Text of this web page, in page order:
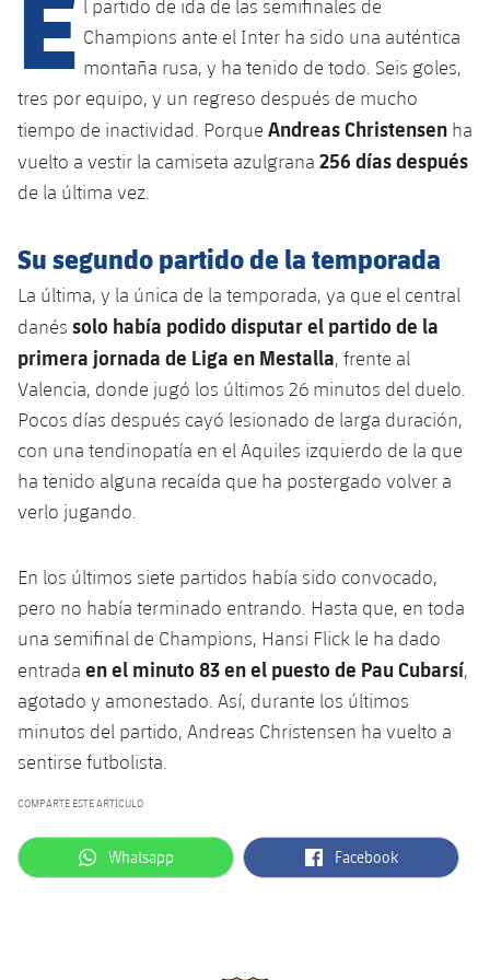
plusicon
más
Instalaciones
Spotify Camp Nou
Palau Blaugrana
Estadi Johan Cruyff
Barça Cafe
Ciutat Esportiva
La Masia
plusicon
más
Servicios
Servicios Médicos
plusicon
más
Acreditaciones
Instalaciones
SUB13
SUB12
SUB11 A
SUB11 B
SUB10 A
SUB10 B
SUB9 A
SUB9 B
SUB8 A
SUB13 B
SUB12 C
SUB11 C
Entradas
Gameday Shows
Resultados
Jugadores
Fotos
Historia
Palmarés
Base
Barça Atlètic
Junior
Cadete A
Infantil A
Infantil B
Mini
Campus Verano
PLUSICON
Primer Equipo
plusicon
más
Actualidad
Entradas
Resultados
Clasificaciones
Jugadores
Fotos
Historia
Palmarés
Barça Atlètic
plusicon
más
Calendario
Resultados
Clasificaciones
Jugadores
Fotos
plusicon
más
Actualidad
Juvenil
Cadete A
Cadete B
Infantil A
Infantil B
PLUSICON
MÁS
Primer equipo
plusicon
más
Actualidad
Calendario
Resultados
Clasificaciones
Jugadors
Fotos
Palmarés
Historia
Barça Atlètic
plusicon
Actualidad
Jugadores
Clasificaciones
Base
plusicon
Juvenil
Infantil
Alevín
PLUSICON
MÁS
Primer equipo
plusicon
más
Actualidad
Calendario
Resultados
Barça Atlètic
plusicon
más
Calendario
Actualidad
Campus Verano
l partido de ida de las semifinales de
Champions ante el Inter ha sido una auténtica
montaña rusa, y ha tenido de todo. Seis goles,
tres por equipo, y un regreso después de mucho
tiempo de inactividad. Porque Andreas Christensen ha
vuelto a vestir la camiseta azulgrana 256 días después
de la última vez.
Su segundo partido de la temporada
La última, y ​​la única de la temporada, ya que el central
danés solo había podido disputar el partido de la
primera jornada de Liga en Mestalla, frente al
Valencia, donde jugó los últimos 26 minutos del duelo.
Pocos días después cayó lesionado de larga duración,
con una tendinopatía en el Aquiles izquierdo de la que
ha tenido alguna recaída que ha postergado volver a
verlo jugando.
En los últimos siete partidos había sido convocado,
pero no había terminado entrando. Hasta que, en toda
una semifinal de Champions, Hansi Flick le ha dado
entrada en el minuto 83 en el puesto de Pau Cubarsí,
agotado y amonestado. Así, durante los últimos
minutos del partido, Andreas Christensen ha vuelto a
sentirse futbolista.
COMPARTE ESTE ARTÍCULO
label.aria.whatsapp
Whatsapp label.aria.facebook
Facebook